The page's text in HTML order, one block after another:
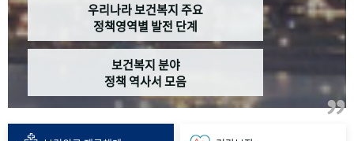
우리나라 보건복지 주요
정책영역별 발전 단계
보건복지 분야
정책 역사서 모음